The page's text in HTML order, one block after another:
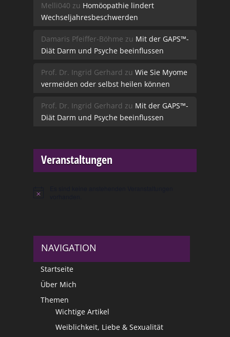
Melli040 zu Homöopathie lindert
Wechseljahresbeschwerden
Damaris Pfeiffer-Böhme zu Mit der GAPS™-
Diät Darm und Psyche beeinflussen
Prof. Dr. Ingrid Gerhard zu Wie Sie Myome
vermeiden oder selbst heilen können
Prof. Dr. Ingrid Gerhard zu Mit der GAPS™-
Diät Darm und Psyche beeinflussen
Veranstaltungen
Hinweis
NAVIGATION
Startseite
Über Mich
Themen
Wichtige Artikel
Weiblichkeit, Liebe & Sexualität